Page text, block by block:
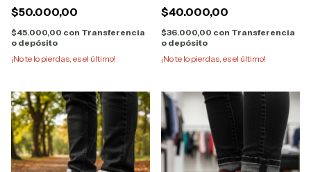
$50.000,00
$45.000,00 con Transferencia
o depósito
¡No te lo pierdas, es el último!
$40.000,00
$36.000,00 con Transferencia
o depósito
¡No te lo pierdas, es el último!